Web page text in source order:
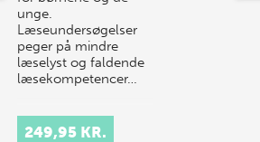
unge.
Læseundersøgelser
peger på mindre
læselyst og faldende
læsekompetencer…
249,95 KR.